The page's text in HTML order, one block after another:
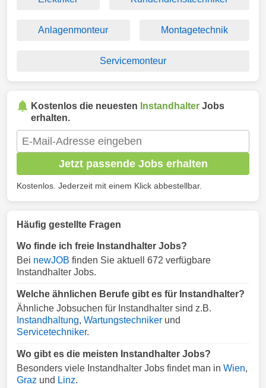
Anlagenmonteur Montagetechnik
Servicemonteur
Kostenlos die neuesten Instandhalter Jobs
erhalten.
Jetzt passende Jobs erhalten
Kostenlos. Jederzeit mit einem Klick abbestellbar.
Häufig gestellte Fragen
Wo finde ich freie Instandhalter Jobs?
Bei newJOB finden Sie aktuell 672 verfügbare
Instandhalter Jobs.
Welche ähnlichen Berufe gibt es für Instandhalter?
Ähnliche Jobsuchen für Instandhalter sind z.B.
Instandhaltung, Wartungstechniker und
Servicetechniker.
Wo gibt es die meisten Instandhalter Jobs?
Besonders viele Instandhalter Jobs findet man in Wien,
Graz und Linz.